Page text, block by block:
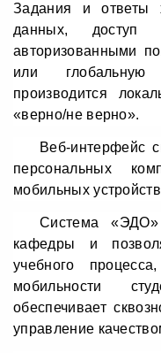
Задания и ответы
данных, доступ
авторизованными
или
производится
«верно/не верно».
Веб-интерфейс
персональных
мобильных
Система «ЭДО»
кафедры и
учебного
мобильности
обеспечивает
управление